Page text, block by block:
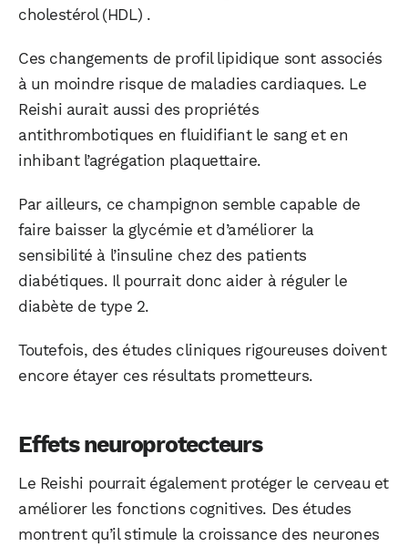
cholestérol (HDL) .
Ces changements de profil lipidique sont associés
à un moindre risque de maladies cardiaques. Le
Reishi aurait aussi des propriétés
antithrombotiques en fluidifiant le sang et en
inhibant l’agrégation plaquettaire.
Par ailleurs, ce champignon semble capable de
faire baisser la glycémie et d’améliorer la
sensibilité à l’insuline chez des patients
diabétiques. Il pourrait donc aider à réguler le
diabète de type 2.
Toutefois, des études cliniques rigoureuses doivent
encore étayer ces résultats prometteurs.
Effets neuroprotecteurs
Le Reishi pourrait également protéger le cerveau et
améliorer les fonctions cognitives. Des études
montrent qu’il stimule la croissance des neurones